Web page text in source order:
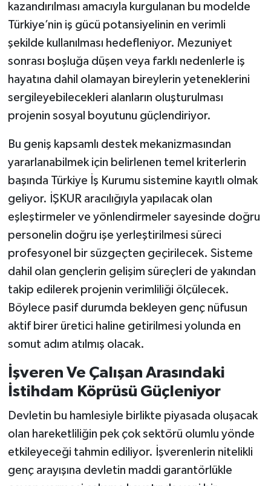
kazandırılması amacıyla kurgulanan bu modelde
Türkiye’nin iş gücü potansiyelinin en verimli
şekilde kullanılması hedefleniyor. Mezuniyet
sonrası boşluğa düşen veya farklı nedenlerle iş
hayatına dahil olamayan bireylerin yeteneklerini
sergileyebilecekleri alanların oluşturulması
projenin sosyal boyutunu güçlendiriyor.
Bu geniş kapsamlı destek mekanizmasından
yararlanabilmek için belirlenen temel kriterlerin
başında Türkiye İş Kurumu sistemine kayıtlı olmak
geliyor. İŞKUR aracılığıyla yapılacak olan
eşleştirmeler ve yönlendirmeler sayesinde doğru
personelin doğru işe yerleştirilmesi süreci
profesyonel bir süzgeçten geçirilecek. Sisteme
dahil olan gençlerin gelişim süreçleri de yakından
takip edilerek projenin verimliliği ölçülecek.
Böylece pasif durumda bekleyen genç nüfusun
aktif birer üretici haline getirilmesi yolunda en
somut adım atılmış olacak.
İşveren Ve Çalışan Arasındaki
İstihdam Köprüsü Güçleniyor
Devletin bu hamlesiyle birlikte piyasada oluşacak
olan hareketliliğin pek çok sektörü olumlu yönde
etkileyeceği tahmin ediliyor. İşverenlerin nitelikli
genç arayışına devletin maddi garantörlükle